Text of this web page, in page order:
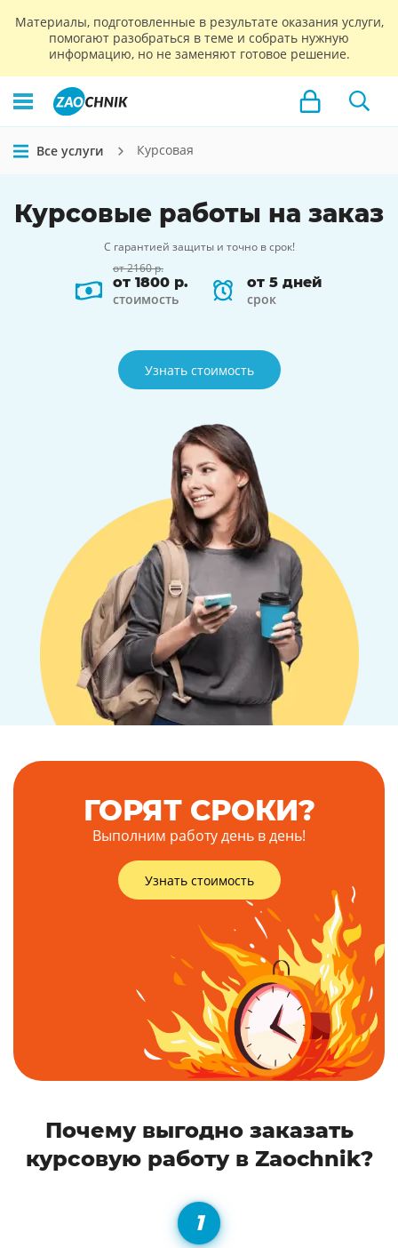
Материалы, подготовленные в результате оказания услуги,
помогают разобраться в теме и собрать нужную
информацию, но не заменяют готовое решение.
Все услуги Курсовая
Курсовые работы на заказ
С гарантией защиты и точно в срок!
от 2160 р.
от 1800 р.
стоимость
от 5 дней
срок
Узнать стоимость
ГОРЯТ СРОКИ?
Выполним работу день в день!
Узнать стоимость
Почему выгодно заказать
курсовую работу в Zaochnik?